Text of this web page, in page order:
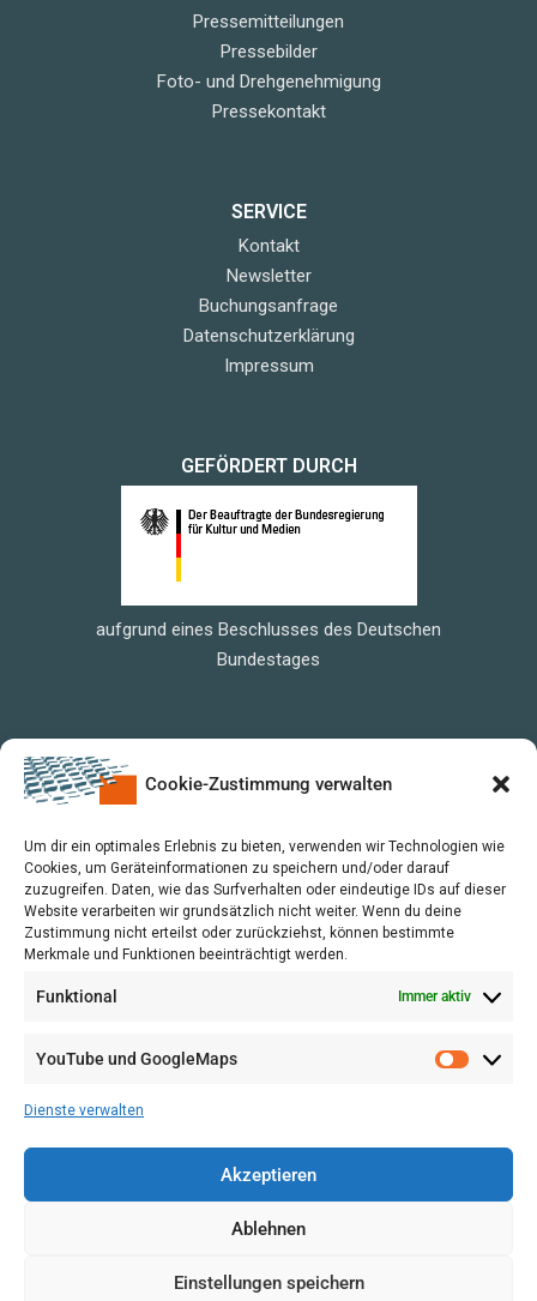
Cookie-Zustimmung verwalten
Um dir ein optimales Erlebnis zu bieten, verwenden wir Technologien wie
Cookies, um Geräteinformationen zu speichern und/oder darauf
zuzugreifen. Daten, wie das Surfverhalten oder eindeutige IDs auf dieser
Website verarbeiten wir grundsätzlich nicht weiter. Wenn du deine
Zustimmung nicht erteilst oder zurückziehst, können bestimmte
Merkmale und Funktionen beeinträchtigt werden.
Funktional Immer aktiv
YouTube und GoogleMaps
Dienste verwalten
Akzeptieren
Ablehnen
Einstellungen speichern
Pressemitteilungen
Pressebilder
Foto- und Drehgenehmigung
Pressekontakt
SERVICE
Kontakt
Newsletter
Buchungsanfrage
Datenschutzerklärung
Impressum
GEFÖRDERT DURCH
aufgrund eines Beschlusses des Deutschen
Bundestages